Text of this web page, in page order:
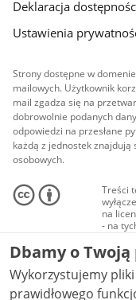
Deklaracja
Ustawienia
Strony dostępne w
mailowych. Użytkownik
mail zgadza się na
dobrowolnie podanych
odpowiedzi na przesłane
każdą z jednostek
osobowych.
Treści
na
- na
audio i
NC-ND
Dbamy o
Wykorzystujemy
prawidłowego